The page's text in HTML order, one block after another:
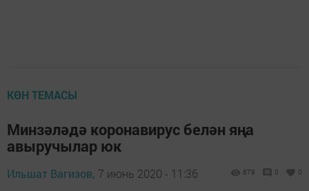
КӨН ТЕМАСЫ
Минзәләдә коронавирус белән яңа
авыручылар юк
Ильшат Вагизов, 7 июнь 2020 - 11:36 679 0 0